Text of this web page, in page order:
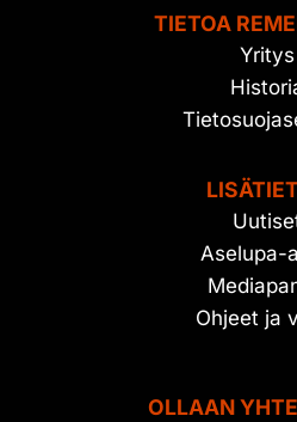
TIETOA
Yritys
Aselupa-
Ohjeet ja
OLLAAN